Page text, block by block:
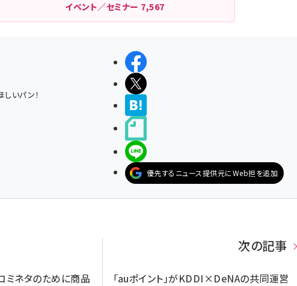
イベント／セミナー 7,567
いパン！
シェアする
ポストする
LINEで送る
優先するニュース提供元にWeb担を追加
ミネタのために商品
次の記事
「auポイント」がKDDI×DeNAの共同運営